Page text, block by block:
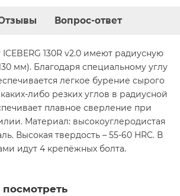
Вопрос-ответ
130R v2.0 имеют радиусную
мм). Благодаря специальному углу
легкое бурение сырого
либо резких углов в радиусной
плавное сверление при
Материал: высокоуглеродистая
Высокая твердость – 55-60 HRC. В
идут 4 крепёжных болта.